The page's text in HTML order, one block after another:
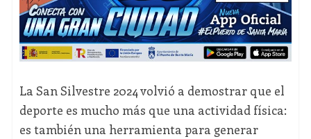
La San Silvestre 2024 volvió a demostrar que el
deporte es mucho más que una actividad física:
es también una herramienta para generar